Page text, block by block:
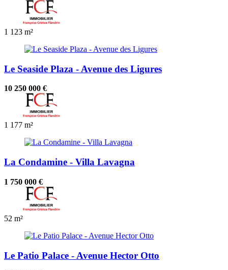
1 123 m²
Le Seaside Plaza - Avenue des Ligures
10 250 000 €
1 177 m²
La Condamine - Villa Lavagna
1 750 000 €
52 m²
Le Patio Palace - Avenue Hector Otto